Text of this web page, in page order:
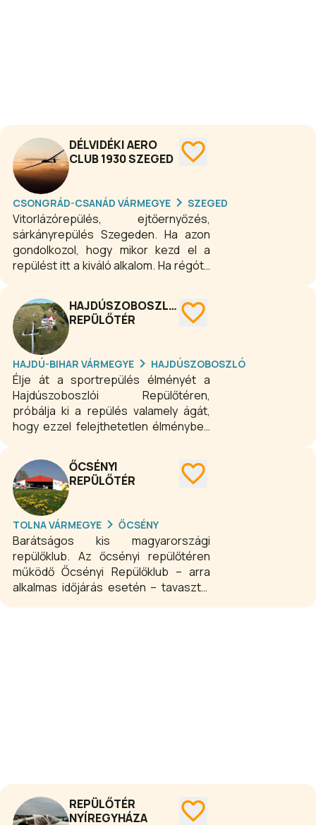
DÉLVIDÉKI AERO
CLUB 1930 SZEGED
CSONGRÁD-CSANÁD VÁRMEGYE SZEGED
Vitorlázórepülés, ejtőernyőzés,
sárkányrepülés Szegeden. Ha azon
gondolkozol, hogy mikor kezd el a
repülést itt a kiváló alkalom. Ha régóta
helyed. Az elméleti oktatást vizsga
követi, a továbbiakban gondosan
felépített tematika mentén, saját
képességeidhez igazodó tempóban
fogod megtanulni a repülőgép
irányítását, először csak az egyenes
vonalú haladást, majd a fordulókat,
később a felszállást, az iskolakör
felépítését, leszállást, a
vészhelyzetek megoldását, mígnem
vizsgáig.
HAJDÚSZOBOSZLÓI
REPÜLŐTÉR
HAJDÚ-BIHAR VÁRMEGYE HAJDÚSZOBOSZLÓ
Élje át a sportrepülés élményét a
Hajdúszoboszlói Repülőtéren,
próbálja ki a repülés valamely ágát,
hogy ezzel felejthetetlen élményben
fürdőkomplexum közvetlen
szomszédságában található, a
belvárosból egy könnyű sétával
megközelíthető, így kellemes program
lehet a helyi lakosok és a városban
üdülő vendégek számára.
ŐCSÉNYI
REPÜLŐTÉR
TOLNA VÁRMEGYE ŐCSÉNY
Barátságos kis magyarországi
repülőklub. Az őcsényi repülőtéren
működő Őcsényi Repülőklub – arra
alkalmas időjárás esetén – tavasztól
REPÜLŐTÉR
NYÍREGYHÁZA